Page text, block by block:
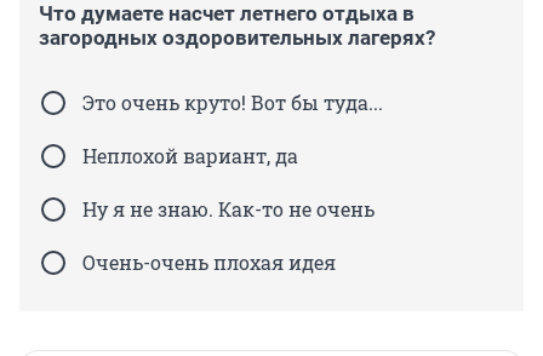
Что думаете насчет летнего отдыха в
загородных оздоровительных лагерях?
Это очень круто! Вот бы туда...
Неплохой вариант, да
Ну я не знаю. Как-то не очень
Очень-очень плохая идея